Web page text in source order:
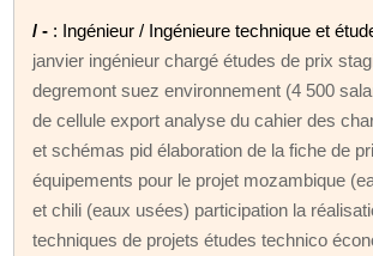
/ - : Ingénieur / Ingénieure technique et
janvier ingénieur chargé études de prix
degremont suez environnement (4 500
de cellule export analyse du cahier des
et schémas pid élaboration de la fiche de
équipements pour le projet mozambique
et chili (eaux usées) participation la
techniques de projets études technico